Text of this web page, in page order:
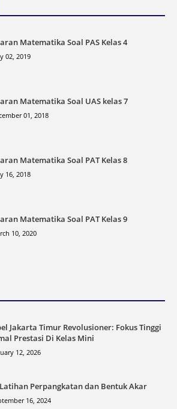
Matematika Soal PAS Kelas 4
02, 2019
Matematika Soal UAS kelas 7
01, 2018
Matematika Soal PAT Kelas 8
16, 2018
Matematika Soal PAT Kelas 9
10, 2020
Jakarta Timur Revolusioner: Fokus Tinggi
Prestasi Di Kelas Mini
12, 2026
Perpangkatan dan Bentuk Akar
16, 2024